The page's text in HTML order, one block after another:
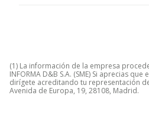
(1) La información de la empresa
INFORMA D&B S.A. (SME) Si aprecias
dirígete acreditando tu representación
Avenida de Europa, 19, 28108, Madrid.